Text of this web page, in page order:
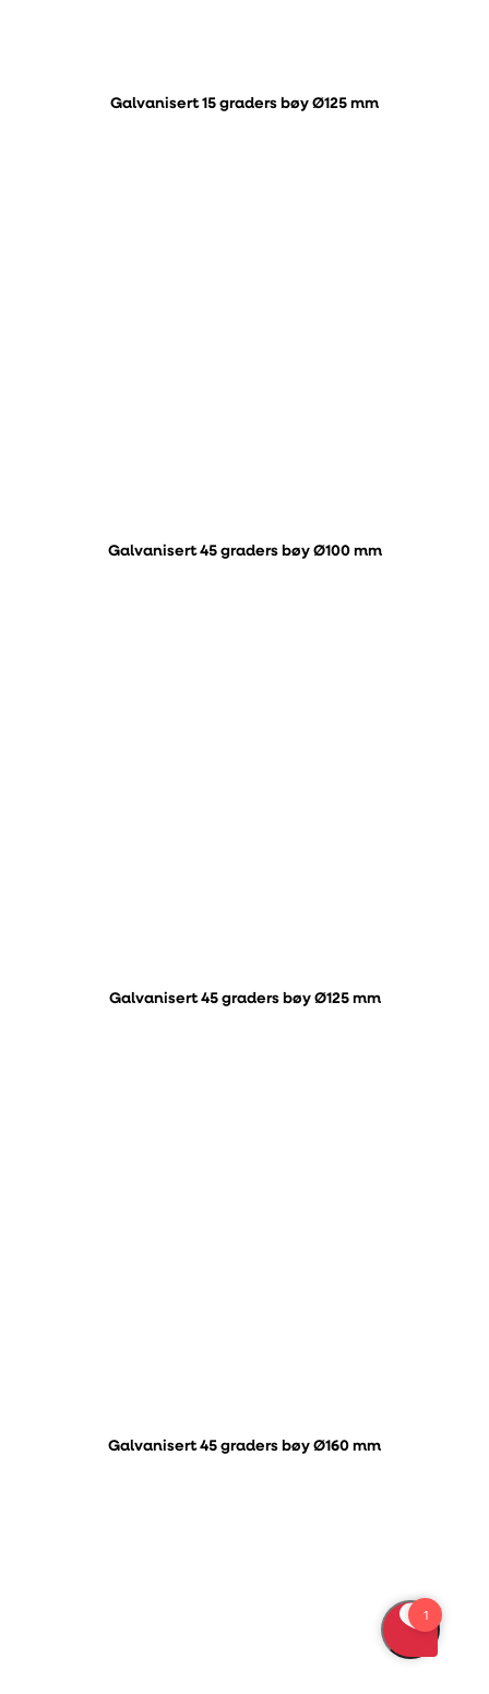
Galvanisert 15 graders bøy Ø125 mm
Galvanisert 45 graders bøy Ø100 mm
Galvanisert 45 graders bøy Ø125 mm
Galvanisert 45 graders bøy Ø160 mm